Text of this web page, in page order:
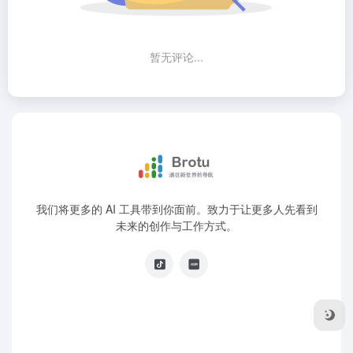
暂无评论...
我们将更多的 AI 工具带到你面前。致力于让更多人先看到
未来的创作与工作方式。